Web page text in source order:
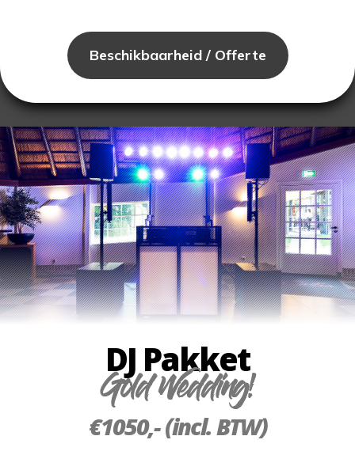
Beschikbaarheid / Offerte
DJ Pakket
Gold Wedding!
€1050,- (incl. BTW)